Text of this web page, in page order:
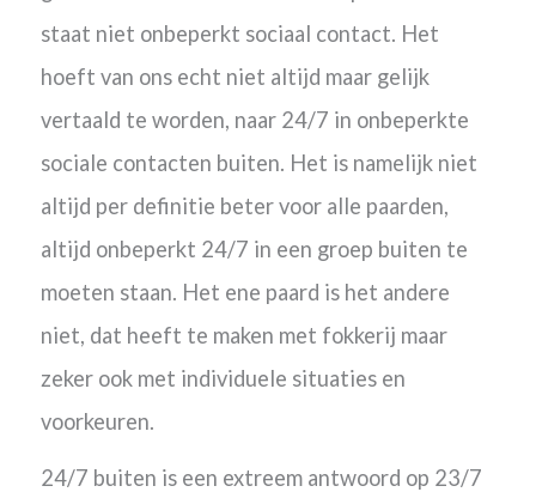
staat niet onbeperkt sociaal contact. Het
hoeft van ons echt niet altijd maar gelijk
vertaald te worden, naar 24/7 in onbeperkte
sociale contacten buiten. Het is namelijk niet
altijd per definitie beter voor alle paarden,
altijd onbeperkt 24/7 in een groep buiten te
moeten staan. Het ene paard is het andere
niet, dat heeft te maken met fokkerij maar
zeker ook met individuele situaties en
voorkeuren.
24/7 buiten is een extreem antwoord op 23/7